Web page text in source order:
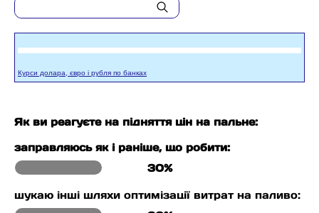
Курси долара, євро і рубля по банках
Як ви реагуєте на підняття цін на пальне:
заправляюсь як і раніше, що робити:
30%
шукаю інші шляхи оптимізації витрат на паливо: